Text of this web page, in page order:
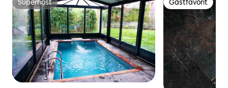
Superhost
Superhost Gästfavorit
Gästfavorit